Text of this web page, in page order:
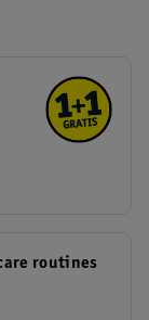
routines